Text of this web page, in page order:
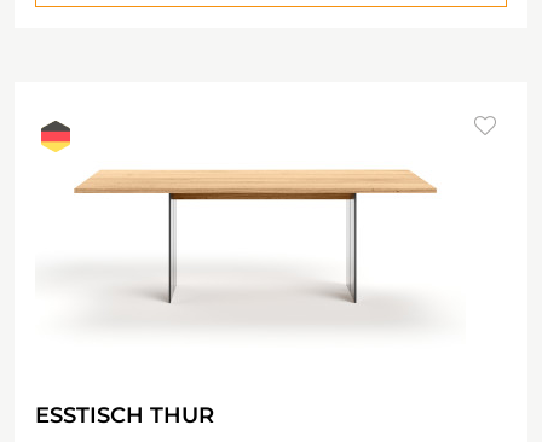
ESSTISCH THUR